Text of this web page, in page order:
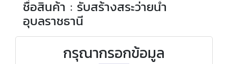
ชื่อสินค้า : รับสร้างสระว่ายน้ำ
อุบลราชธานี
กรุณากรอกข้อมูล